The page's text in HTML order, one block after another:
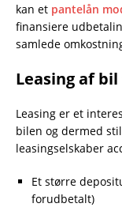
kan et pantelån
finansiere
samlede
Leasing af
Leasing er et
bilen og dermed
leasingselskaber
Et større
forudbetalt)